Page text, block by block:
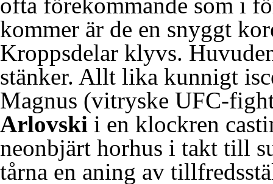
kommer är de en snyggt
Kroppsdelar klyvs.
stänker. Allt lika kunnigt
Magnus (vitryske UFC-
Arlovski i en klockren
neonbjärt horhus i takt till
tårna en aning av